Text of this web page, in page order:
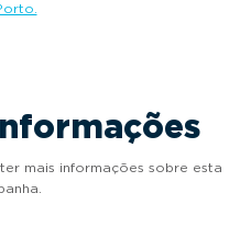
mais informações sobre esta